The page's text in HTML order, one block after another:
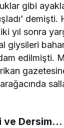
gibi
yıl sonra
giysileri
edilmişti.
ve Dersim…